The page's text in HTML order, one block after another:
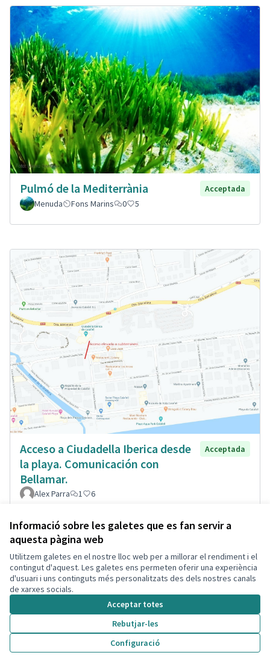
Informació sobre les galetes que es fan servir a
aquesta pàgina web
Utilitzem galetes en el nostre lloc web per a millorar el rendiment i el
contingut d'aquest. Les galetes ens permeten oferir una experiència
d'usuari i uns continguts més personalitzats des dels nostres canals
de xarxes socials.
Acceptar totes
Rebutjar-les
Configuració
Pulmó de la Mediterrània
Acceptada
Menuda
Fons Marins 0 5
Acceso a Ciudadella Iberica desde
la playa. Comunicación con
Bellamar.
Acceptada
Alex Parra 1 6
Resaltes pasos peatones Jaume